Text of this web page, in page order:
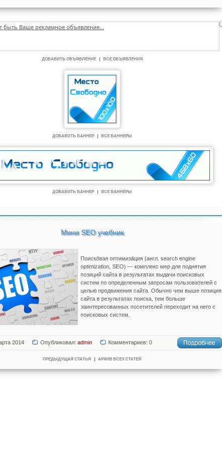
быть Ваше рекламное объявление...
ДОБАВИТЬ ОБЪЯВЛЕНИЕ ВСЕ ОБЪЯВЛЕНИЯ
ДОБАВИТЬ БАННЕР ВСЕ БАННЕРЫ
ДОБАВИТЬ БАННЕР ВСЕ БАННЕРЫ
Мини SEO учебник
Поиско́вая оптимиза́ция (англ. search engine
optimization, SEO) — комплекс мер для поднятия
позиций сайта в результатах выдачи поисковых
систем по определенным запросам пользователей с
целью продвижения сайта. Обычно чем выше позиция
сайта в результатах поиска, тем больше
заинтересованных посетителей переходит на него с
поисковых систем.
2014 Опубликовал: admin Комментариев: 0
ПРЕДЫДУЩАЯ СТАТЬЯ АРХИВ ВСЕХ СТАТЕЙ